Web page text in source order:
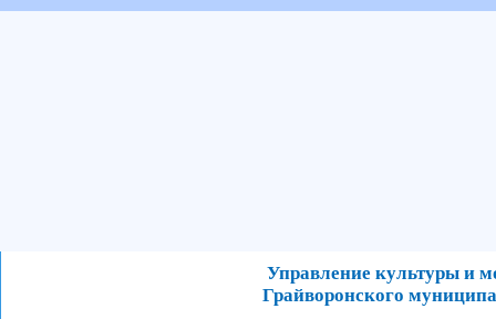
Управление культуры и
Грайворонского